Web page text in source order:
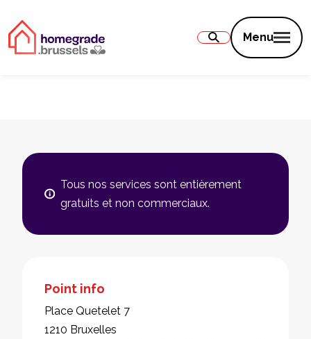
Menu
Tous nos services sont entièrement
gratuits et non commerciaux.
Point info
Place Quetelet 7
1210 Bruxelles